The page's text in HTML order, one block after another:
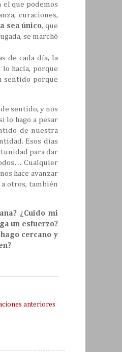
el que podemos
curaciones,
sea único, que
se marchó
de cada día, la
hacía, porque
sentido porque
sentido, y nos
lo hago a pesar
de nuestra
Esos días
para dar
Cualquier
hace avanzar
otros, también
¿Cuido mi
un esfuerzo?
cercano y
anteriores